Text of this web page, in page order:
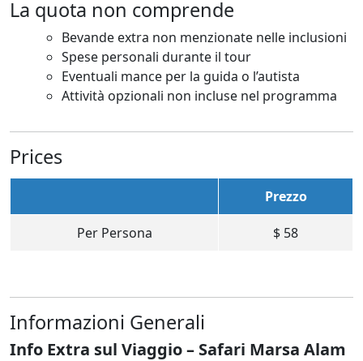
La quota non comprende
Bevande extra non menzionate nelle inclusioni
Spese personali durante il tour
Eventuali mance per la guida o l’autista
Attività opzionali non incluse nel programma
Prices
Prezzo
Per Persona $ 58
Informazioni Generali
Info Extra sul Viaggio – Safari Marsa Alam